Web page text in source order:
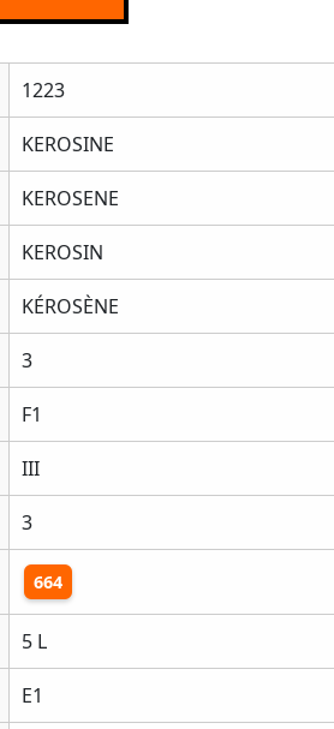
1223
KEROSINE
KEROSENE
KEROSIN
KÉROSÈNE
3
F1
III
3
664
5 L
E1